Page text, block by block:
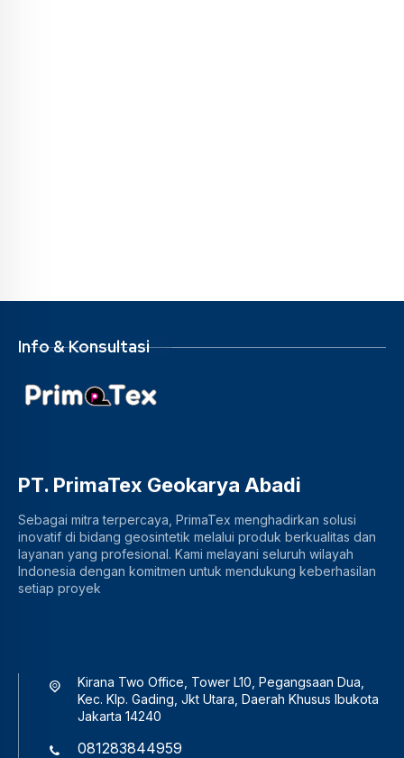
Info & Konsultasi
PT. PrimaTex Geokarya Abadi
Sebagai mitra terpercaya, PrimaTex menghadirkan solusi
inovatif di bidang geosintetik melalui produk berkualitas dan
layanan yang profesional. Kami melayani seluruh wilayah
Indonesia dengan komitmen untuk mendukung keberhasilan
setiap proyek
Kirana Two Office, Tower L10, Pegangsaan Dua,
Kec. Klp. Gading, Jkt Utara, Daerah Khusus Ibukota
Jakarta 14240
081283844959